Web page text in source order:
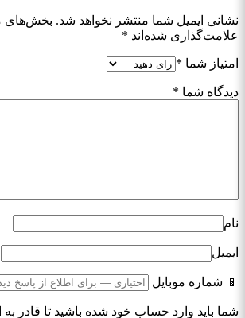
نشانی ایمیل شما منتشر نخواهد شد. بخش‌های
علامت‌گذاری شده‌اند *
امتیاز شما *
دیدگاه شما *
نام
ایمیل
📱 شماره موبایل
شما باید وارد حساب خود شده باشید تا قادر